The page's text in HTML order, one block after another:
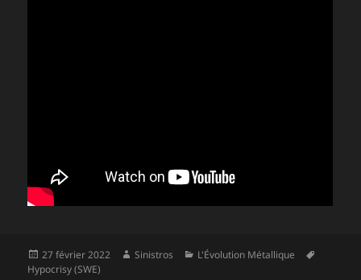
Publié
le
27 février 2022 Auteur
Sinistros Catégories
L'Évolution Métallique
Hypocrisy (SWE)